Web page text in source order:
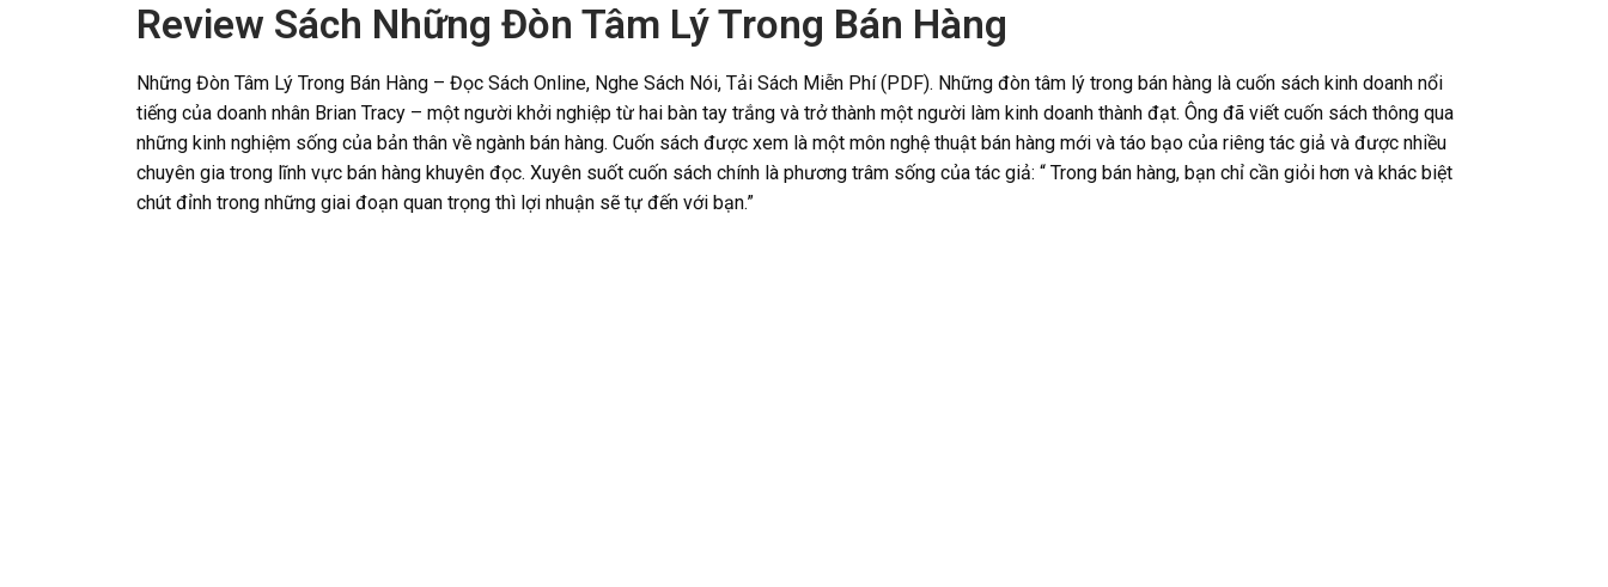
Review Sách Những Đòn Tâm Lý Trong Bán Hàng
Những Đòn Tâm Lý Trong Bán Hàng – Đọc Sách Online, Nghe Sách Nói, Tải Sách Miễn Phí (PDF). Những đòn tâm lý trong bán hàng là cuốn sách kinh doanh nổi
tiếng của doanh nhân Brian Tracy – một người khởi nghiệp từ hai bàn tay trắng và trở thành một người làm kinh doanh thành đạt. Ông đã viết cuốn sách thông qua
những kinh nghiệm sống của bản thân về ngành bán hàng. Cuốn sách được xem là một môn nghệ thuật bán hàng mới và táo bạo của riêng tác giả và được nhiều
chuyên gia trong lĩnh vực bán hàng khuyên đọc. Xuyên suốt cuốn sách chính là phương trâm sống của tác giả: “ Trong bán hàng, bạn chỉ cần giỏi hơn và khác biệt
chút đỉnh trong những giai đoạn quan trọng thì lợi nhuận sẽ tự đến với bạn.”